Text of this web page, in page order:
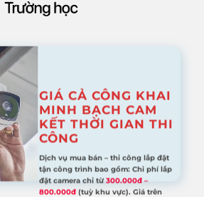
GIÁ CẢ CÔNG KHAI
MINH BẠCH CAM
KẾT THỜI GIAN THI
CÔNG
Dịch vụ mua bán – thi công lắp đặt
tận công trình bao gồm: Chi phí lắp
đặt camera chỉ từ 300.000đ –
800.000đ(tuỳ khu vực). Giá trên